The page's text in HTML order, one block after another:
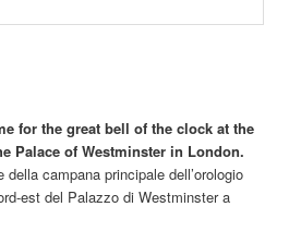
for the great bell of the clock at the
Palace of Westminster in London.
campana principale dell’orologio
est del Palazzo di Westminster a